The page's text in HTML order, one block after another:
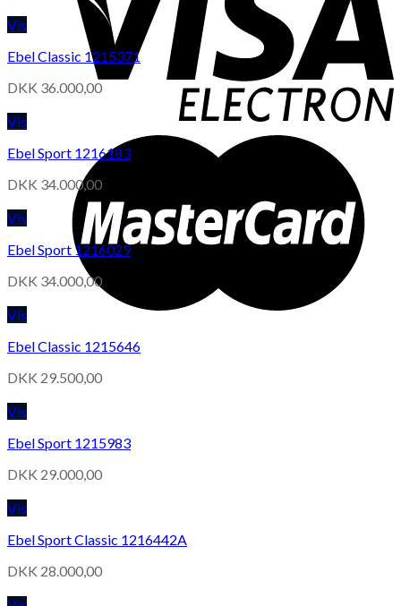
Vis
Ebel Classic 1215371
DKK 36.000,00
Vis
Ebel Sport 1216183
DKK 34.000,00
Vis
Ebel Sport 1216029
DKK 34.000,00
Vis
Ebel Classic 1215646
DKK 29.500,00
Vis
Ebel Sport 1215983
DKK 29.000,00
Vis
Ebel Sport Classic 1216442A
DKK 28.000,00